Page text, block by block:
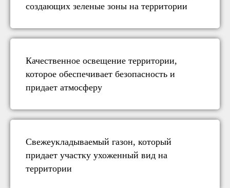
создающих зеленые зоны на территории
Качественное освещение территории,
которое обеспечивает безопасность и
придает атмосферу
Свежеукладываемый газон, который
придает участку ухоженный вид на
территории